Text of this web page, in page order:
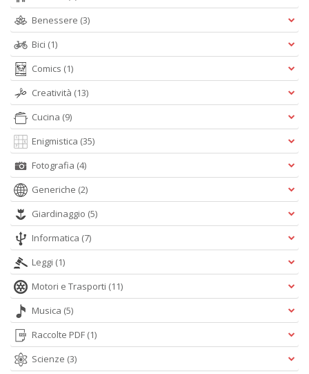
Benessere (3)
Bici (1)
Comics (1)
Creatività (13)
Cucina (9)
Enigmistica (35)
Fotografia (4)
Generiche (2)
Giardinaggio (5)
Informatica (7)
Leggi (1)
Motori e Trasporti (11)
Musica (5)
Raccolte PDF (1)
Scienze (3)